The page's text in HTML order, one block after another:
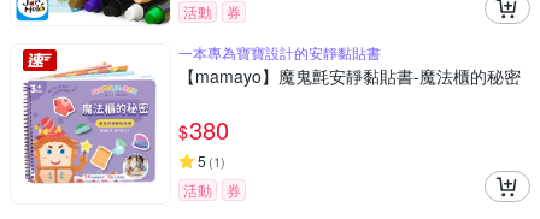
活動
券
一本專為寶寶設計的安靜黏貼書
【mamayo】魔鬼氈安靜黏貼書-魔法櫃的秘密
$380
5 (1)
活動 券